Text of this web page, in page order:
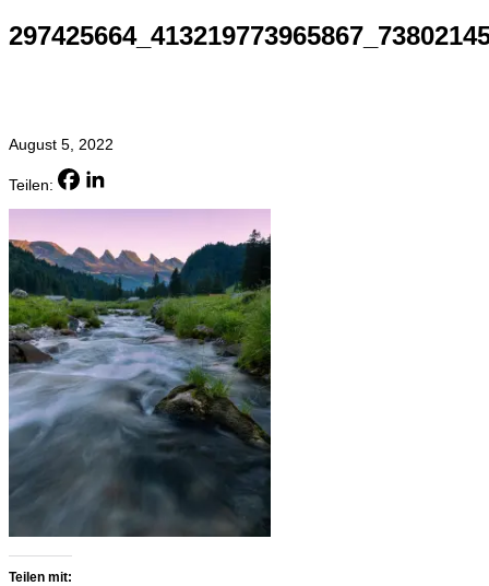
August 5, 2022
Teilen:
Teilen mit: